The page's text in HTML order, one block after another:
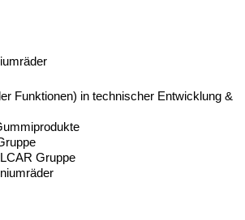
Funktionen) in technischer Entwicklung &
Gruppe